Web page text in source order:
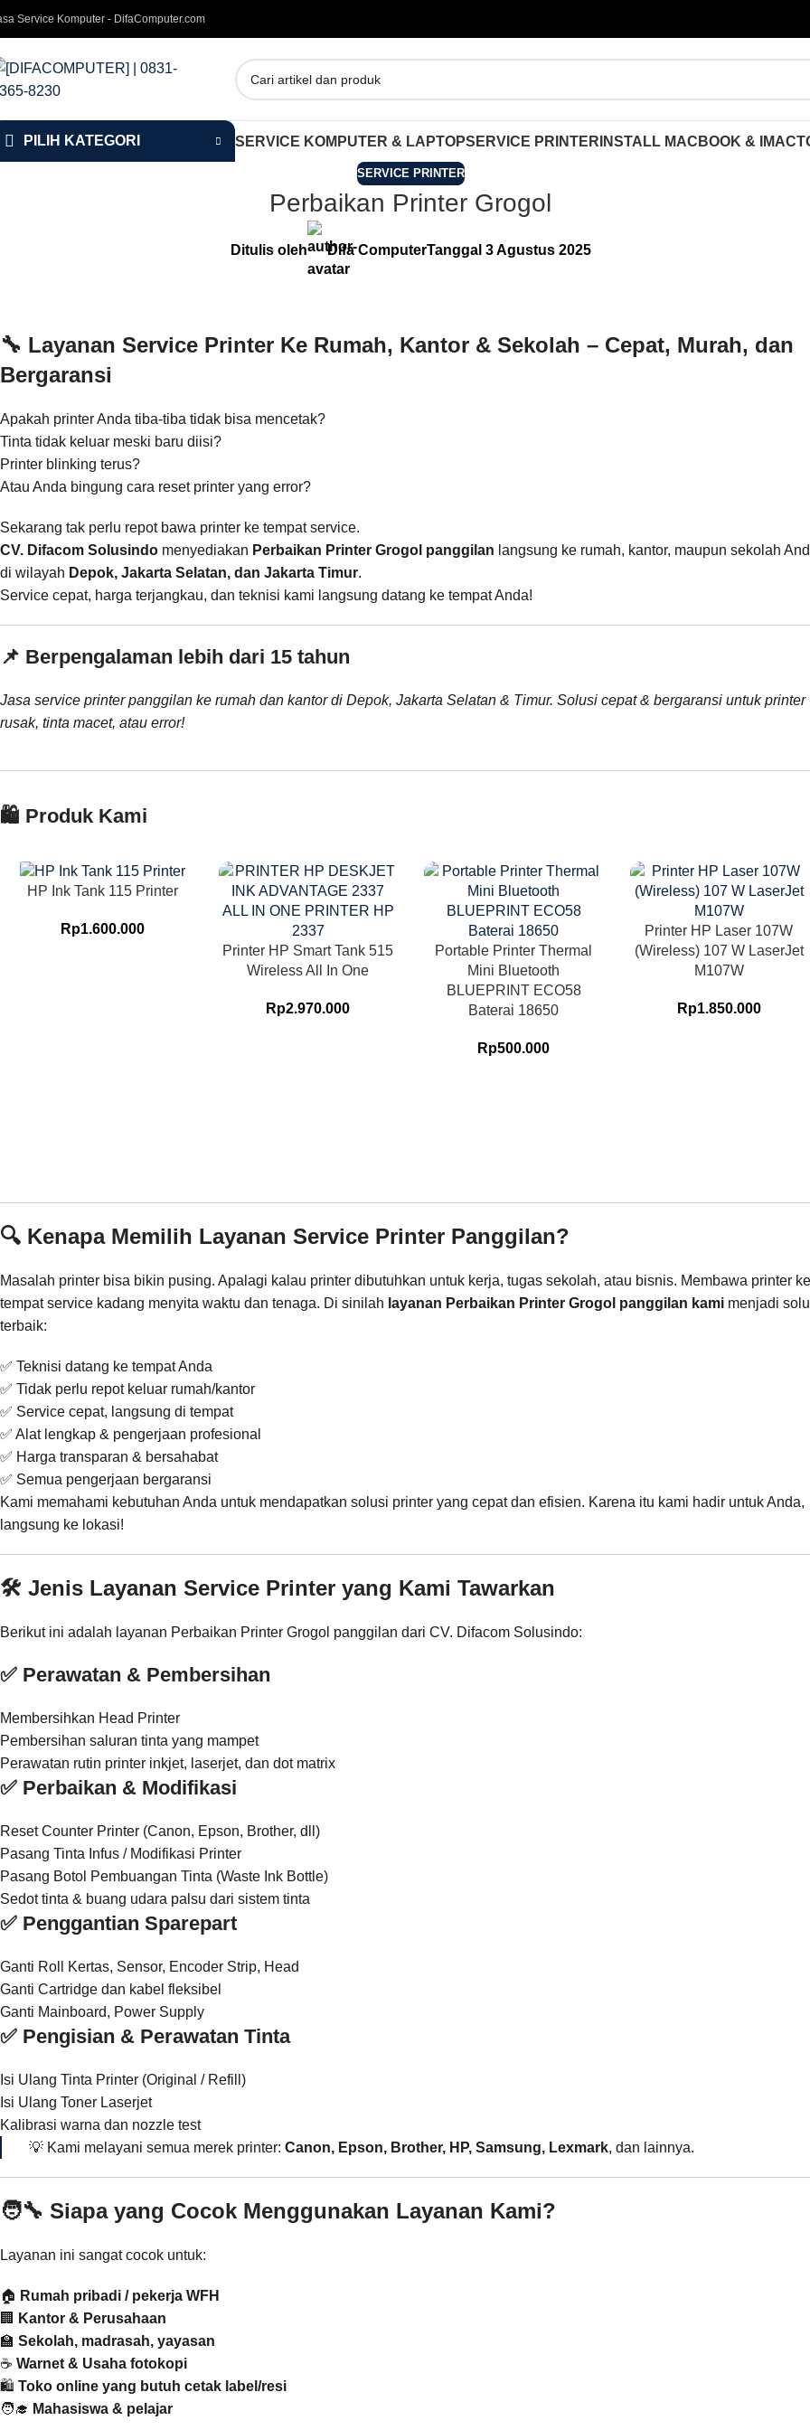
Service Komputer - DifaComputer.com
PILIH KATEGORI SERVICE KOMPUTER & LAPTOPSERVICE PRINTER INSTALL MACBOOK & IMAC
SERVICE PRINTER
Perbaikan Printer Grogol
Ditulis oleh Difa ComputerTanggal 3 Agustus 2025
🔧 Layanan Service Printer Ke Rumah, Kantor & Sekolah – Cepat, Murah, dan
Bergaransi
Apakah printer Anda tiba-tiba tidak bisa mencetak?
Tinta tidak keluar meski baru diisi?
Printer blinking terus?
Atau Anda bingung cara reset printer yang error?
Sekarang tak perlu repot bawa printer ke tempat service.
CV. Difacom Solusindo menyediakan Perbaikan Printer Grogol panggilan langsung ke rumah, kantor, maupun sekolah
di wilayah Depok, Jakarta Selatan, dan Jakarta Timur.
Service cepat, harga terjangkau, dan teknisi kami langsung datang ke tempat Anda!
📌 Berpengalaman lebih dari 15 tahun
Jasa service printer panggilan ke rumah dan kantor di Depok, Jakarta Selatan & Timur. Solusi cepat & bergaransi untuk printer
rusak, tinta macet, atau error!
🛍️ Produk Kami
HP Ink Tank 115 Printer
Rp1.600.000
Printer HP Smart Tank 515
Wireless All In One
Rp2.970.000
Portable Printer Thermal
Mini Bluetooth
BLUEPRINT ECO58
Baterai 18650
Rp500.000
Printer HP Laser 107W
(Wireless) 107 W LaserJet
M107W
Rp1.850.000
🔍 Kenapa Memilih Layanan Service Printer Panggilan?
Masalah printer bisa bikin pusing. Apalagi kalau printer dibutuhkan untuk kerja, tugas sekolah, atau bisnis. Membawa printer ke
tempat service kadang menyita waktu dan tenaga. Di sinilah layanan Perbaikan Printer Grogol panggilan kami menjadi
terbaik:
✅ Teknisi datang ke tempat Anda
✅ Tidak perlu repot keluar rumah/kantor
✅ Service cepat, langsung di tempat
✅ Alat lengkap & pengerjaan profesional
✅ Harga transparan & bersahabat
✅ Semua pengerjaan bergaransi
Kami memahami kebutuhan Anda untuk mendapatkan solusi printer yang cepat dan efisien. Karena itu kami hadir untuk Anda,
langsung ke lokasi!
🛠️ Jenis Layanan Service Printer yang Kami Tawarkan
Berikut ini adalah layanan Perbaikan Printer Grogol panggilan dari CV. Difacom Solusindo:
✅ Perawatan & Pembersihan
Membersihkan Head Printer
Pembersihan saluran tinta yang mampet
Perawatan rutin printer inkjet, laserjet, dan dot matrix
✅ Perbaikan & Modifikasi
Reset Counter Printer (Canon, Epson, Brother, dll)
Pasang Tinta Infus / Modifikasi Printer
Pasang Botol Pembuangan Tinta (Waste Ink Bottle)
Sedot tinta & buang udara palsu dari sistem tinta
✅ Penggantian Sparepart
Ganti Roll Kertas, Sensor, Encoder Strip, Head
Ganti Cartridge dan kabel fleksibel
Ganti Mainboard, Power Supply
✅ Pengisian & Perawatan Tinta
Isi Ulang Tinta Printer (Original / Refill)
Isi Ulang Toner Laserjet
Kalibrasi warna dan nozzle test
💡 Kami melayani semua merek printer: Canon, Epson, Brother, HP, Samsung, Lexmark, dan lainnya.
🧑‍🔧 Siapa yang Cocok Menggunakan Layanan Kami?
Layanan ini sangat cocok untuk:
🏠 Rumah pribadi / pekerja WFH
🏢
Kantor & Perusahaan
🏫 Sekolah, madrasah, yayasan
☕ Warnet & Usaha fotokopi
🛍️ Toko online yang butuh cetak label/resi
🧑‍🎓 Mahasiswa & pelajar